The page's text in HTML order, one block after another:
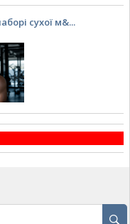
сухої м&...